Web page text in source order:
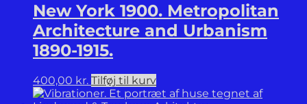
New York 1900. Metropolitan
Architecture and Urbanism
1890-1915.
400,00 kr. Tilføj til kurv